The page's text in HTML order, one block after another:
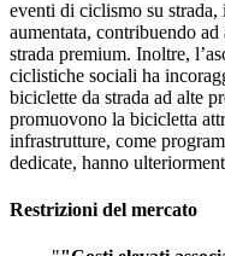
eventi di ciclismo su
aumentata, contribuendo
strada premium. Inoltre,
ciclistiche sociali ha
biciclette da strada ad alte
promuovono la bicicletta
infrastrutture, come
dedicate, hanno
Restrizioni del mercato